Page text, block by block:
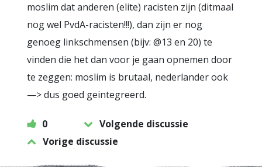
moslim dat anderen (elite) racisten zijn (ditmaal
nog wel PvdA-racisten!!!), dan zijn er nog
genoeg linkschmensen (bijv: @13 en 20) te
vinden die het dan voor je gaan opnemen door
te zeggen: moslim is brutaal, nederlander ook
—> dus goed geintegreerd.
0
Volgende discussie
Vorige discussie